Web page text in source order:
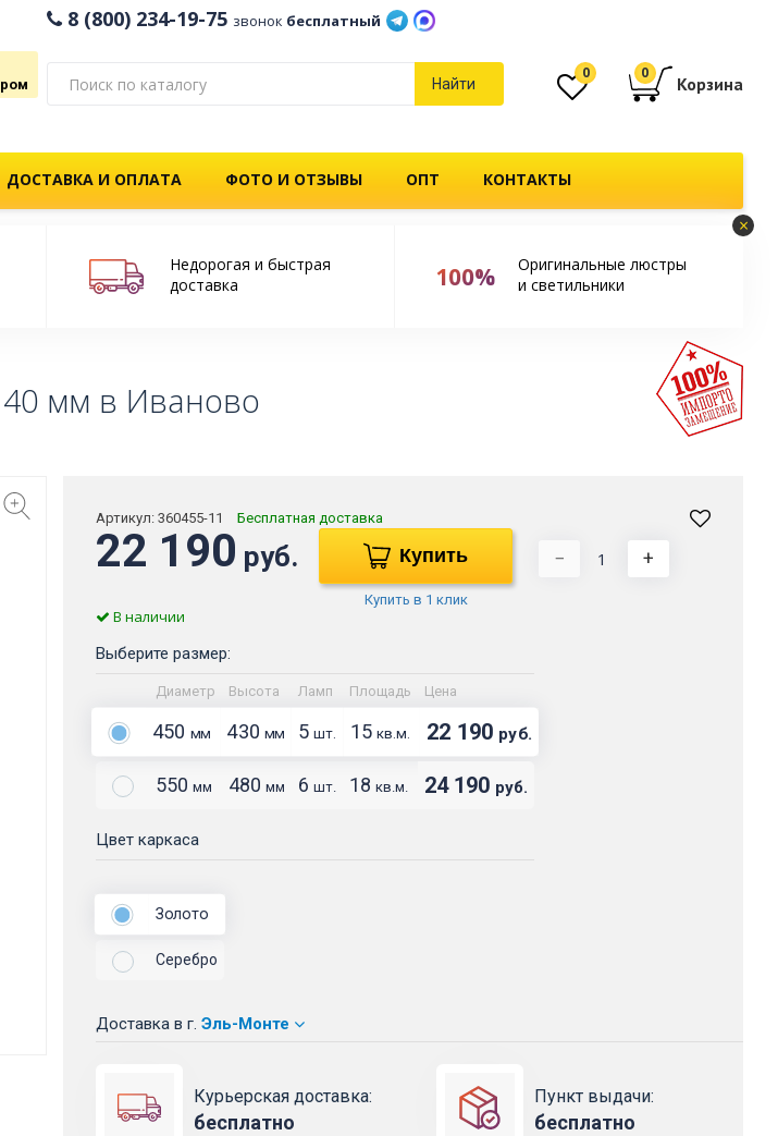
8 (800) 234-19-75 звонок бесплатный
Найти
0 0
Корзина
ДОСТАВКА И ОПЛАТА ФОТО И ОТЗЫВЫ ОПТ КОНТАКТЫ
×
Недорогая и быстрая
доставка
100%
Оригинальные люстры
и светильники
40 мм в Иваново
Артикул: 360455-11 Бесплатная доставка
22 190 руб. Купить
Купить в 1 клик
− +
В наличии
Выберите размер:
Диаметр Высота Ламп Площадь Цена
450 мм 430мм 5 шт. 15кв.м. 22 190 руб.
550 мм 480 мм 6 шт. 18 кв.м. 24 190 руб.
Цвет каркаса
Золото
Серебро
Доставка в г. Эль-Монте
Курьерская доставка:
бесплатно
Пункт выдачи:
бесплатно